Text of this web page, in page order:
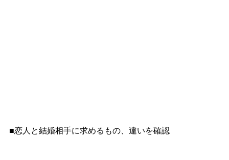
■恋人と結婚相手に求めるもの、違いを確認